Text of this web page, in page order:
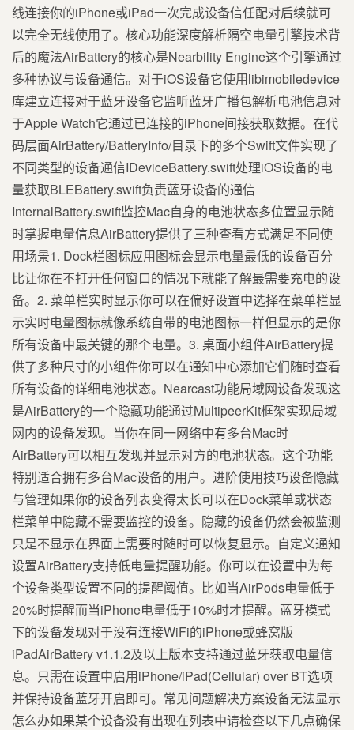
线连接你的iPhone或iPad一次完成设备信任配对后续就可
以完全无线使用了。核心功能深度解析隔空电量引擎技术背
后的魔法AirBattery的核心是Nearbility Engine这个引擎通过
多种协议与设备通信。对于iOS设备它使用libimobiledevice
库建立连接对于蓝牙设备它监听蓝牙广播包解析电池信息对
于Apple Watch它通过已连接的iPhone间接获取数据。在代
码层面AirBattery/BatteryInfo/目录下的多个Swift文件实现了
不同类型的设备通信IDeviceBattery.swift处理iOS设备的电
量获取BLEBattery.swift负责蓝牙设备的通信
InternalBattery.swift监控Mac自身的电池状态多位置显示随
时掌握电量信息AirBattery提供了三种查看方式满足不同使
用场景1. Dock栏图标应用图标会显示电量最低的设备百分
比让你在不打开任何窗口的情况下就能了解最需要充电的设
备。2. 菜单栏实时显示你可以在偏好设置中选择在菜单栏显
示实时电量图标就像系统自带的电池图标一样但显示的是你
所有设备中最关键的那个电量。3. 桌面小组件AirBattery提
供了多种尺寸的小组件你可以在通知中心添加它们随时查看
所有设备的详细电池状态。Nearcast功能局域网设备发现这
是AirBattery的一个隐藏功能通过MultipeerKit框架实现局域
网内的设备发现。当你在同一网络中有多台Mac时
AirBattery可以相互发现并显示对方的电池状态。这个功能
特别适合拥有多台Mac设备的用户。进阶使用技巧设备隐藏
与管理如果你的设备列表变得太长可以在Dock菜单或状态
栏菜单中隐藏不需要监控的设备。隐藏的设备仍然会被监测
只是不显示在界面上需要时随时可以恢复显示。自定义通知
设置AirBattery支持低电量提醒功能。你可以在设置中为每
个设备类型设置不同的提醒阈值。比如当AirPods电量低于
20%时提醒而当iPhone电量低于10%时才提醒。蓝牙模式
下的设备发现对于没有连接WiFi的iPhone或蜂窝版
iPadAirBattery v1.1.2及以上版本支持通过蓝牙获取电量信
息。只需在设置中启用iPhone/iPad(Cellular) over BT选项
并保持设备蓝牙开启即可。常见问题解决方案设备无法显示
怎么办如果某个设备没有出现在列表中请检查以下几点确保